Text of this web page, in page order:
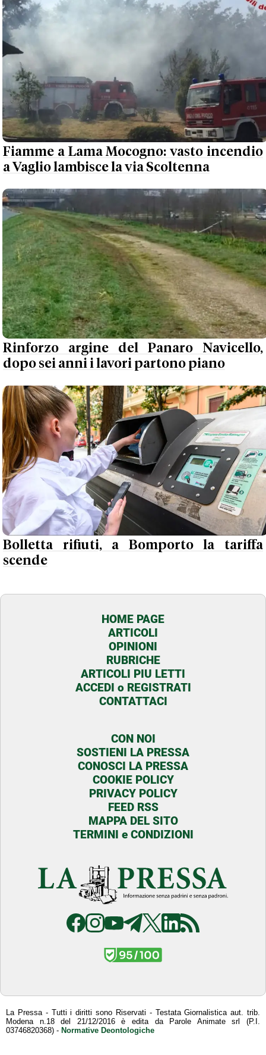
Fiamme a Lama Mocogno: vasto incendio
a Vaglio lambisce la via Scoltenna
Rinforzo argine del Panaro Navicello,
dopo sei anni i lavori partono piano
Bolletta rifiuti, a Bomporto la tariffa
scende
HOME PAGE
ARTICOLI
OPINIONI
RUBRICHE
ARTICOLI PIU LETTI
ACCEDI o REGISTRATI
CONTATTACI
CON NOI
SOSTIENI LA PRESSA
CONOSCI LA PRESSA
COOKIE POLICY
PRIVACY POLICY
FEED RSS
MAPPA DEL SITO
TERMINI e CONDIZIONI
La Pressa - Tutti i diritti sono Riservati - Testata Giornalistica aut. trib.
Modena n.18 del 21/12/2016 è edita da Parole Animate srl (P.I.
03746820368) - Normative Deontologiche